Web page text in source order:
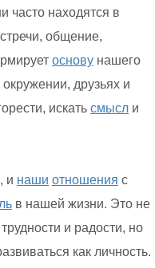
часто находятся в
общение,
основу нашего
друзьях и
искать смысл и
и наши отношения с
в нашей жизни. Это не
и радости, но
как личность.